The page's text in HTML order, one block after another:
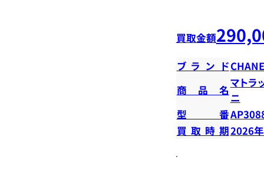
買取金額
ブランド
商品名
マトラ
ニ
型番
買取時期2026